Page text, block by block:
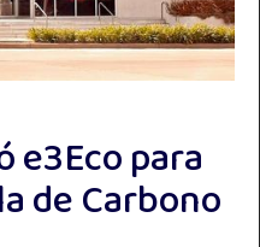
para
de Carbono